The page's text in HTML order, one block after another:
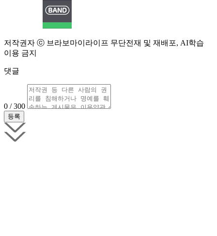
저작권자 ⓒ 브라보마이라이프 무단전재 및 재배포, AI학습
이용 금지
댓글
0 / 300